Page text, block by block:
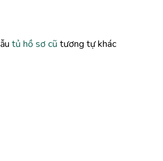
tủ hồ sơ cũ tương tự khác